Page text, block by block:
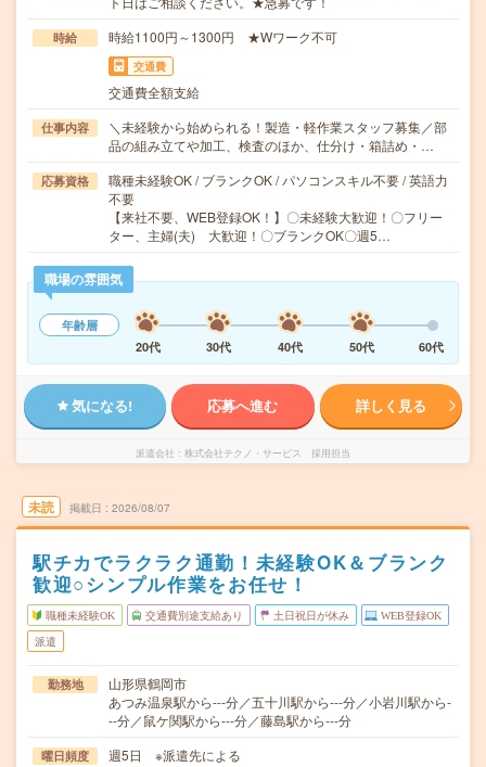
時給 時給1100円～1300円 ★Wワーク不可
交通費
交通費全額支給
仕事内容
＼未経験から始められる！製造・軽作業スタッフ募集／部
品の組み立てや加工、検査のほか、仕分け・箱詰め・…
応募資格
職種未経験OK / ブランクOK / パソコンスキル不要 / 英語力
不要
【来社不要、WEB登録OK！】〇未経験大歓迎！〇フリー
ター、主婦(夫) 大歓迎！〇ブランクOK〇週5…
職場の雰囲気
年齢層
20代
30代 40代 50代 60代
気になる! 応募へ進む 詳しく見る
派遣会社 株式会社テクノ・サービス 採用担当
未読 掲載日 2026/08/07
駅チカでラクラク通勤！未経験OK＆ブランク
歓迎○シンプル作業をお任せ！
職種未経験OK 交通費別途支給あり 土日祝日が休み WEB登録OK
派遣
勤務地
山形県鶴岡市
あつみ温泉駅から---分／五十川駅から---分／小岩川駅から-
--分／鼠ケ関駅から---分／藤島駅から---分
曜日頻度 週5日 ※派遣先による